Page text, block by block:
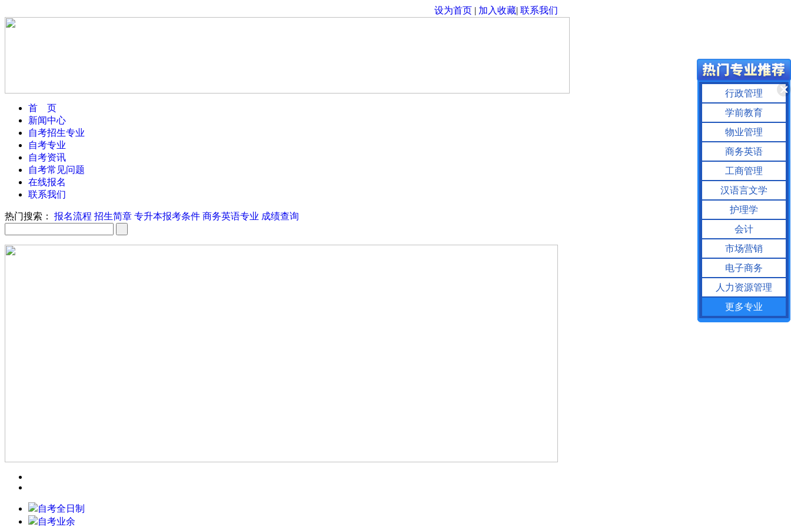
设为首页 | 加入收藏| 联系我们
首 页
新闻中心
自考招生专业
自考专业
自考资讯
自考常见问题
在线报名
联系我们
热门搜索： 报名流程 招生简章 专升本报考条件 商务英语专业 成绩查询
自考全日制
自考业余
行政管理
学前教育
物业管理
商务英语
工商管理
汉语言文学
护理学
会计
市场营销
电子商务
人力资源管理
更多专业